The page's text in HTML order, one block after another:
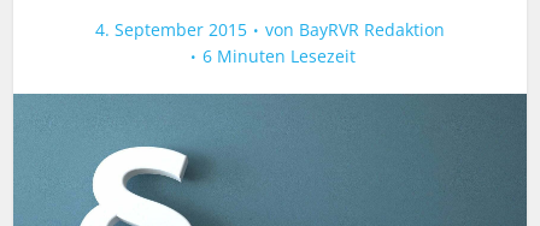
4. September 2015 von BayRVR Redaktion
6 Minuten Lesezeit